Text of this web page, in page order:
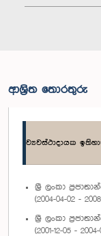
ආශ්‍රිත තොරතුරු
ව්‍යවස්ථාදායක
ශ්‍රී ලංකා
(2004-04-02 -
ශ්‍රී ලංකා
(2001-12-05 -